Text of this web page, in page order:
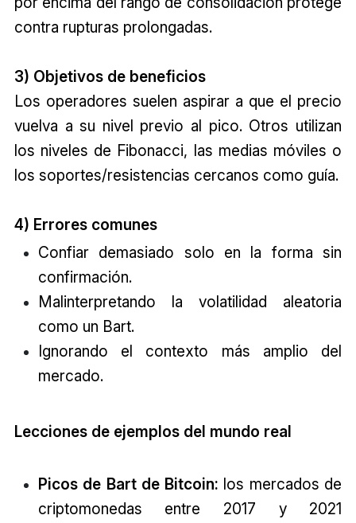
contra rupturas prolongadas.
3) Objetivos de beneficios
Los operadores suelen aspirar a que el precio
vuelva a su nivel previo al pico. Otros utilizan
los niveles de Fibonacci, las medias móviles o
los soportes/resistencias cercanos como guía.
4) Errores comunes
Confiar demasiado solo en la forma sin
confirmación.
Malinterpretando la volatilidad aleatoria
como un Bart.
Ignorando el contexto más amplio del
mercado.
Lecciones de ejemplos del mundo real
Picos de Bart de Bitcoin: los mercados de
criptomonedas entre 2017 y 2021